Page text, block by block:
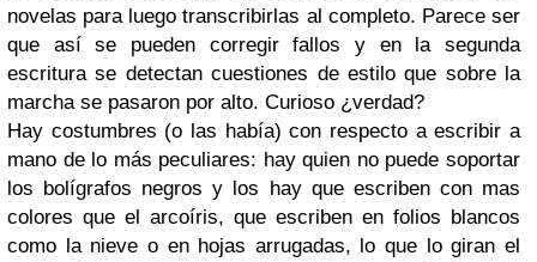
novelas para luego transcribirlas al completo. Parece ser
que así se pueden corregir fallos y en la segunda
escritura se detectan cuestiones de estilo que sobre la
marcha se pasaron por alto. Curioso ¿verdad?
Hay costumbres (o las había) con respecto a escribir a
mano de lo más peculiares: hay quien no puede soportar
los bolígrafos negros y los hay que escriben con mas
colores que el arcoíris, que escriben en folios blancos
como la nieve o en hojas arrugadas, lo que lo giran el